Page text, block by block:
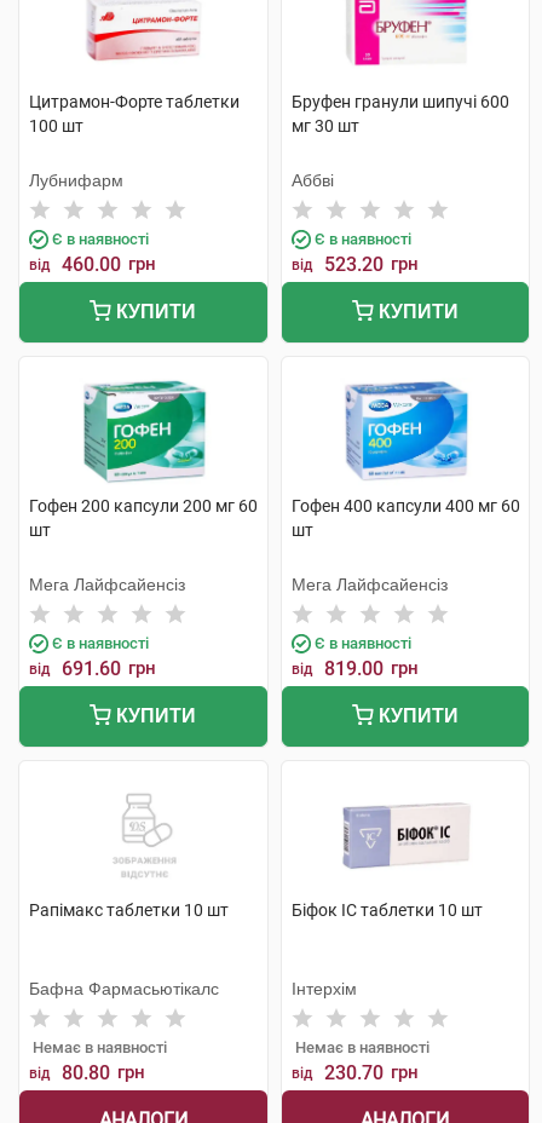
Цитрамон-Форте таблетки
100 шт
Лубнифарм
Є в наявності
від 460.00 грн
КУПИТИ
Бруфен гранули шипучі 600
мг 30 шт
Аббві
Є в наявності
від 523.20 грн
КУПИТИ
Гофен 200 капсули 200 мг 60
шт
Мега Лайфсайенсіз
Є в наявності
від 691.60 грн
КУПИТИ
Гофен 400 капсули 400 мг 60
шт
Мега Лайфсайенсіз
Є в наявності
від 819.00 грн
КУПИТИ
Рапімакс таблетки 10 шт
Бафна Фармасьютікалс
Немає в наявності
від 80.80 грн
Біфок ІС таблетки 10 шт
Інтерхім
Немає в наявності
від 230.70 грн